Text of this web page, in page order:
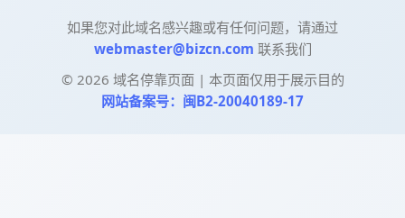
如果您对此域名感兴趣或有任何问题，请通过
webmaster@bizcn.com 联系我们
© 2026 域名停靠页面 | 本页面仅用于展示目的
网站备案号：闽B2-20040189-17